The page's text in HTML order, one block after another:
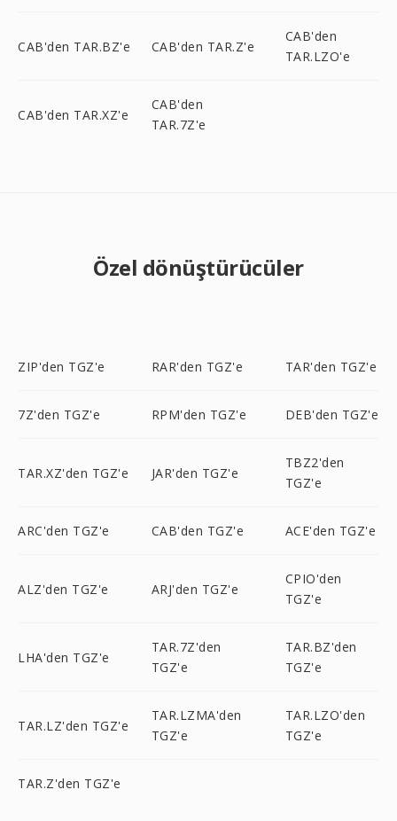
CAB'den TAR.BZ'e CAB'den TAR.Z'e
CAB'den
TAR.LZO'e
CAB'den TAR.XZ'e
CAB'den
TAR.7Z'e
Özel dönüştürücüler
ZIP'den TGZ'e RAR'den TGZ'e TAR'den TGZ'e
7Z'den TGZ'e RPM'den TGZ'e DEB'den TGZ'e
TAR.XZ'den TGZ'e JAR'den TGZ'e
TBZ2'den
TGZ'e
ARC'den TGZ'e CAB'den TGZ'e ACE'den TGZ'e
ALZ'den TGZ'e ARJ'den TGZ'e
CPIO'den
TGZ'e
LHA'den TGZ'e
TAR.7Z'den
TGZ'e
TAR.BZ'den
TGZ'e
TAR.LZ'den TGZ'e
TAR.LZMA'den
TGZ'e
TAR.LZO'den
TGZ'e
TAR.Z'den TGZ'e